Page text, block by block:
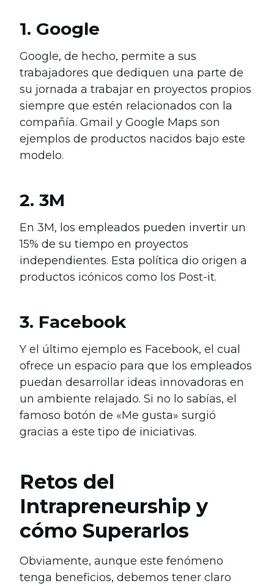
1. Google
Google, de hecho, permite a sus
trabajadores que dediquen una parte de
su jornada a trabajar en proyectos propios
siempre que estén relacionados con la
compañía. Gmail y Google Maps son
ejemplos de productos nacidos bajo este
modelo.
2. 3M
En 3M, los empleados pueden invertir un
15% de su tiempo en proyectos
independientes. Esta política dio origen a
productos icónicos como los Post-it.
3. Facebook
Y el último ejemplo es Facebook, el cual
ofrece un espacio para que los empleados
puedan desarrollar ideas innovadoras en
un ambiente relajado. Si no lo sabías, el
famoso botón de «Me gusta» surgió
gracias a este tipo de iniciativas.
Retos del
Intrapreneurship y
cómo Superarlos
Obviamente, aunque este fenómeno
tenga beneficios, debemos tener claro